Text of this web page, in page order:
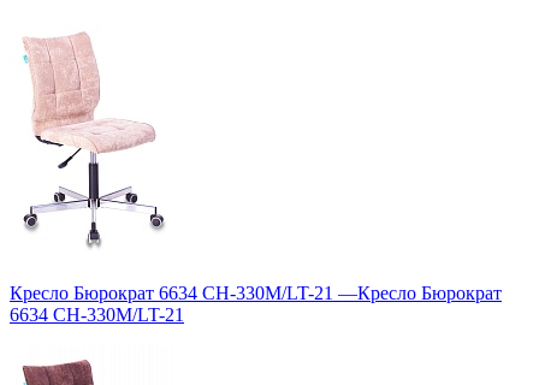
Кресло Бюрократ 6634 CH-330M/LT-21 —Кресло Бюрократ
6634 CH-330M/LT-21